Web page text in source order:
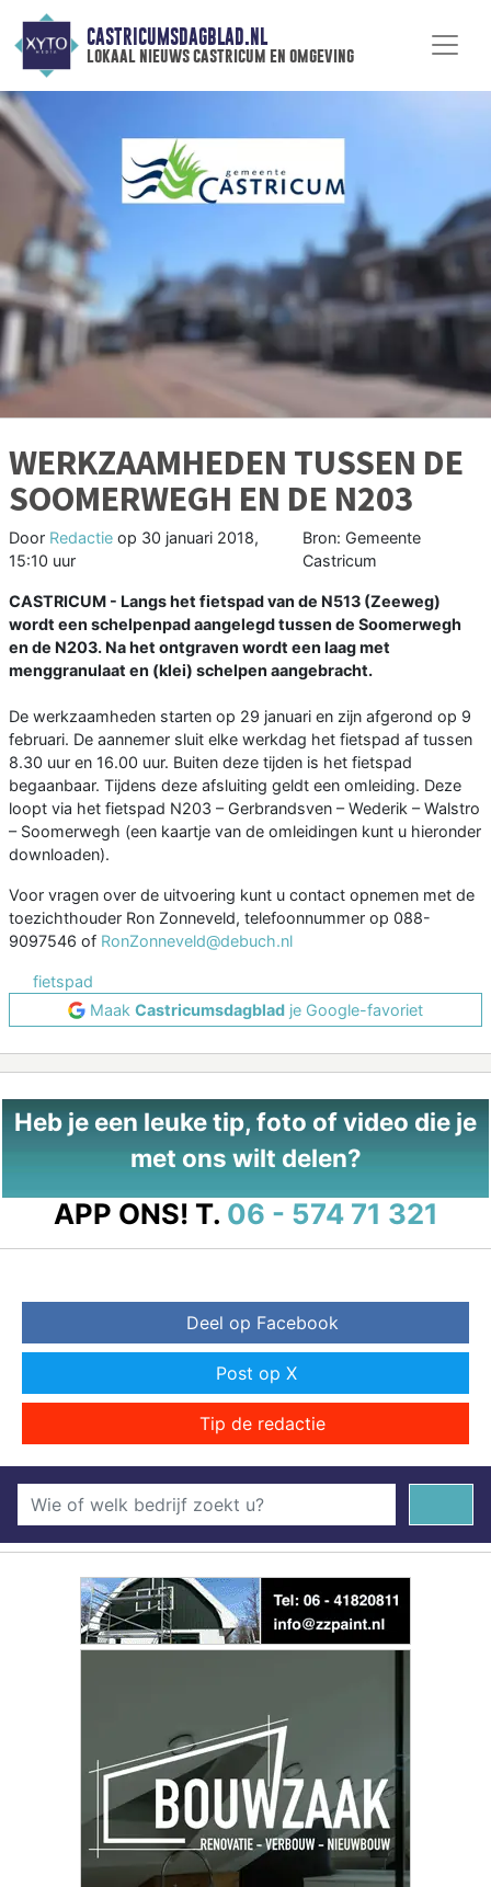
CASTRICUMSDAGBLAD.NL
lokaal nieuws castricum en omgeving
WERKZAAMHEDEN TUSSEN DE
SOOMERWEGH EN DE N203
Door Redactie op 30 januari 2018,
15:10 uur
Bron: Gemeente
Castricum
CASTRICUM - Langs het fietspad van de N513 (Zeeweg)
wordt een schelpenpad aangelegd tussen de Soomerwegh
en de N203. Na het ontgraven wordt een laag met
menggranulaat en (klei) schelpen aangebracht.
De werkzaamheden starten op 29 januari en zijn afgerond op 9
februari. De aannemer sluit elke werkdag het fietspad af tussen
8.30 uur en 16.00 uur. Buiten deze tijden is het fietspad
begaanbaar. Tijdens deze afsluiting geldt een omleiding. Deze
loopt via het fietspad N203 – Gerbrandsven – Wederik – Walstro
– Soomerwegh (een kaartje van de omleidingen kunt u hieronder
downloaden).
Voor vragen over de uitvoering kunt u contact opnemen met de
toezichthouder Ron Zonneveld, telefoonnummer op 088-
9097546 of RonZonneveld@debuch.nl
fietspad
Maak Castricumsdagblad je Google-favoriet
Heb je een leuke tip, foto of video die je
met ons wilt delen?
APP ONS! T. 06 - 574 71 321
Deel op Facebook
Post op X
Tip de redactie